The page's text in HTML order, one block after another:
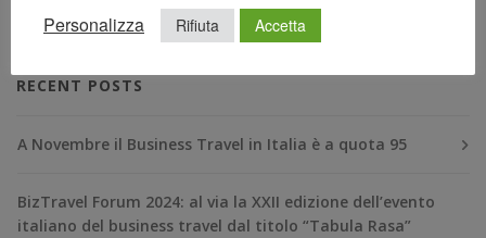
RECENT POSTS
A Novembre il Business Travel in Italia è a quota 95
BizTravel Forum 2024: al via la XXII edizione dell’evento
italiano del business travel dal titolo “Tabula Rasa”
Personalizza Rifiuta Accetta